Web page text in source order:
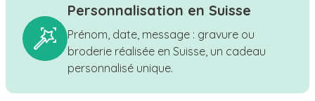
Personnalisation en Suisse
Prénom, date, message : gravure ou
broderie réalisée en Suisse, un cadeau
personnalisé unique.